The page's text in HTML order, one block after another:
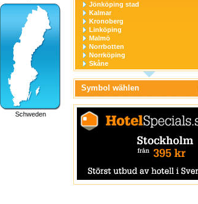
Schweden
Jönköping stad
Kalmar
Kronoberg
Linköping
Malmö
Norrbotten
Norrköping
Skåne
Stockholm
Stockholm stad
Södermanland
Uppsala
Uppsala stad
Värmland
Västerbotten
Västernorrland
Örebro stad
Östergötland
Symbol wählen